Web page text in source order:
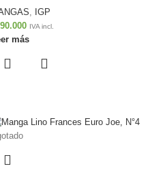
, IGP
IVA incl.
más